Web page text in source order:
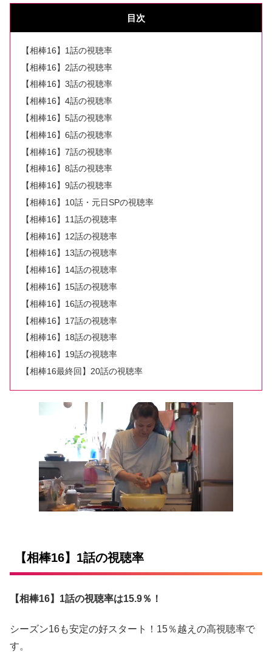
目次
【相棒16】1話の視聴率
【相棒16】2話の視聴率
【相棒16】3話の視聴率
【相棒16】4話の視聴率
【相棒16】5話の視聴率
【相棒16】6話の視聴率
【相棒16】7話の視聴率
【相棒16】8話の視聴率
【相棒16】9話の視聴率
【相棒16】10話・元日SPの視聴率
【相棒16】11話の視聴率
【相棒16】12話の視聴率
【相棒16】13話の視聴率
【相棒16】14話の視聴率
【相棒16】15話の視聴率
【相棒16】16話の視聴率
【相棒16】17話の視聴率
【相棒16】18話の視聴率
【相棒16】19話の視聴率
【相棒16最終回】20話の視聴率
【相棒16】1話の視聴率
【相棒16】1話の視聴率は15.9％！
シーズン16も安定の好スタート！15％越えの高視聴率で
す。